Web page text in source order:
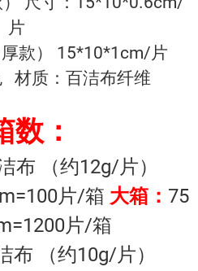
片
款） 15*10*1cm/片
材质：百洁布纤维
数：
布 （约12g/片）
片/箱 大箱： 75
片/箱
布 （约10g/片）